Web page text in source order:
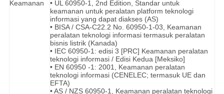
Keamanan
• UL 60950-1, 2nd Edition, Standar untuk
keamanan untuk peralatan platform teknologi
informasi yang dapat diakses (AS)
• BISA / CSA-C22.2 No. 60950-1-03, Keamanan
peralatan teknologi informasi termasuk peralatan
bisnis listrik (Kanada)
• IEC 60950-1: edisi 3 [PRC] Keamanan peralatan
teknologi informasi / Edisi Kedua [Meksiko]
• EN 60950 -1: 2001, Keamanan peralatan
teknologi informasi (CENELEC; termasuk UE dan
EFTA)
• AS / NZS 60950-1, Keamanan peralatan teknologi